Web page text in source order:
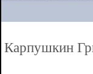
Карпушкин